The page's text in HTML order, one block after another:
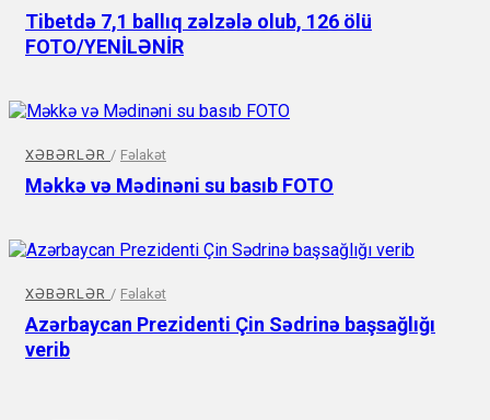
Tibetdə 7,1 ballıq zəlzələ olub, 126 ölü
FOTO/YENİLƏNİR
XƏBƏRLƏR / Fəlakət
Məkkə və Mədinəni su basıb FOTO
XƏBƏRLƏR / Fəlakət
Azərbaycan Prezidenti Çin Sədrinə başsağlığı
verib